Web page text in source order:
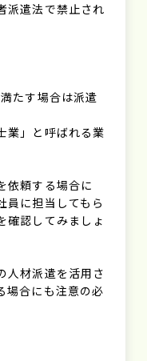
派遣法で禁止され
たす場合は派遣
業」と呼ばれる業
依頼する場合に
員に担当してもら
確認してみましょ
人材派遣を活用さ
場合にも注意の必